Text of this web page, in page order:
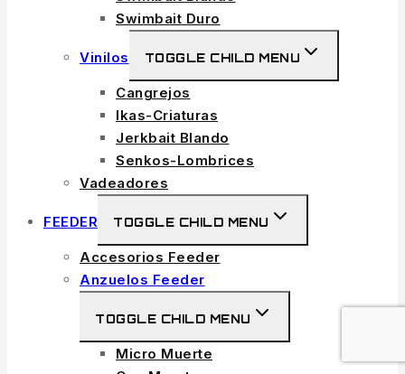
Swimbait Duro
Vinilos TOGGLE CHILD MENU
Cangrejos
Ikas-Criaturas
Jerkbait Blando
Senkos-Lombrices
Vadeadores
FEEDER TOGGLE CHILD MENU
Accesorios Feeder
Anzuelos Feeder
TOGGLE CHILD MENU
Micro Muerte